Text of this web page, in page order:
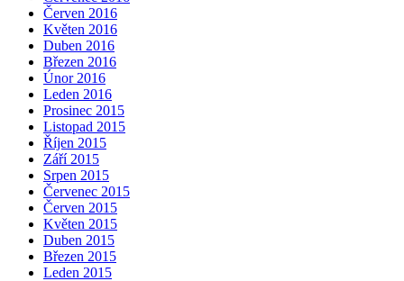
Červen 2016
Květen 2016
Duben 2016
Březen 2016
Únor 2016
Leden 2016
Prosinec 2015
Listopad 2015
Říjen 2015
Září 2015
Srpen 2015
Červenec 2015
Červen 2015
Květen 2015
Duben 2015
Březen 2015
Leden 2015